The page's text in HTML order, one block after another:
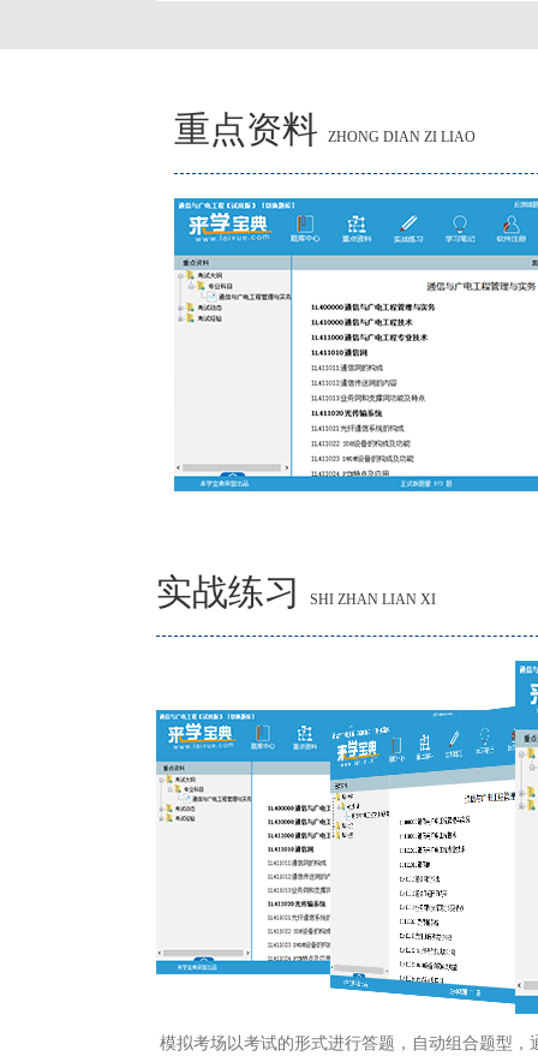
重点资料 ZHONG DIAN ZI LIAO
实战练习 SHI ZHAN LIAN XI
模拟考场以考试的形式进行答题，自动组合题型